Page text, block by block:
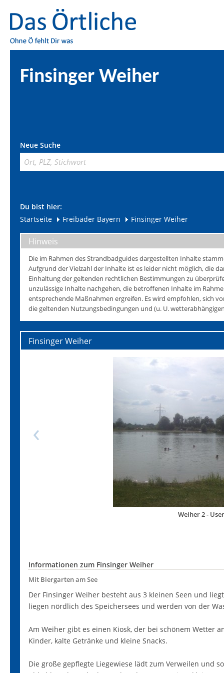
Finsinger Weiher
Neue Suche
Du bist hier:
Startseite
Freibäder Bayern Finsinger Weiher
Hinweis
Die im Rahmen des Strandbadguides dargestellten Inhalte
Aufgrund der Vielzahl der Inhalte ist es leider nicht möglich, die
Einhaltung der geltenden rechtlichen Bestimmungen zu
unzulässige Inhalte nachgehen, die betroffenen Inhalte im
entsprechende Maßnahmen ergreifen. Es wird empfohlen, sich
die geltenden Nutzungsbedingungen und (u. U.
Finsinger Weiher
Weiher 2 -
Informationen zum Finsinger Weiher
Mit Biergarten am See
Der Finsinger Weiher besteht aus 3 kleinen Seen und
liegen nördlich des Speichersees und werden von der
Am Weiher gibt es einen Kiosk, der bei schönem Wetter
Kinder, kalte Getränke und kleine Snacks.
Die große gepflegte Liegewiese lädt zum Verweilen und